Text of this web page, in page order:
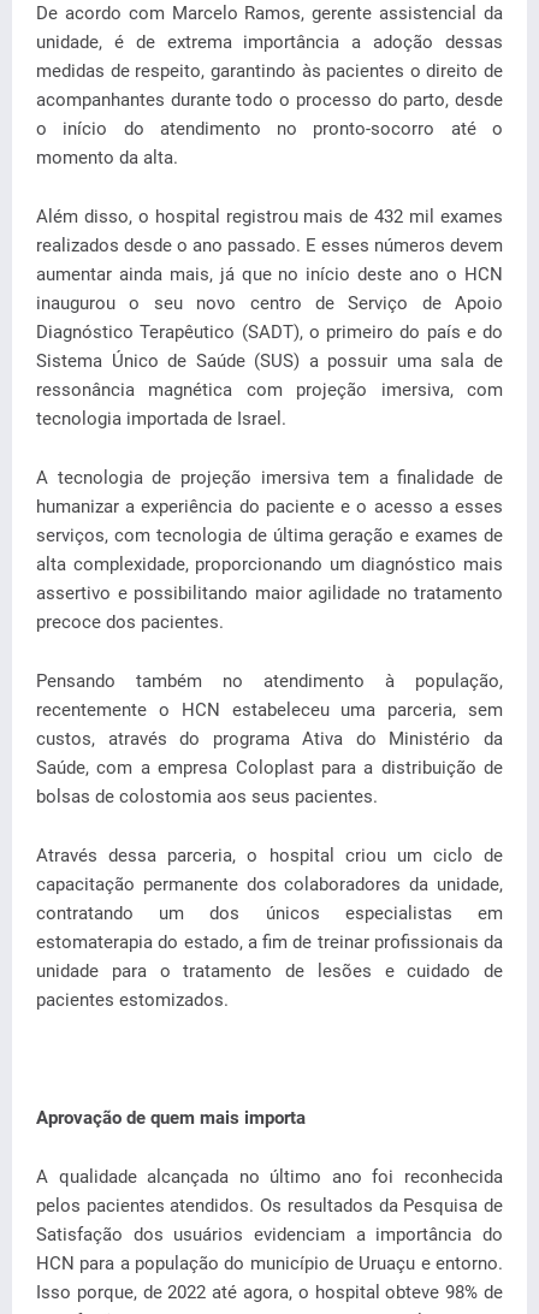
De acordo com Marcelo Ramos, gerente assistencial da
unidade, é de extrema importância a adoção dessas
medidas de respeito, garantindo às pacientes o direito de
acompanhantes durante todo o processo do parto, desde
o início do atendimento no pronto-socorro até o
momento da alta.
Além disso, o hospital registrou mais de 432 mil exames
realizados desde o ano passado. E esses números devem
aumentar ainda mais, já que no início deste ano o HCN
inaugurou o seu novo centro de Serviço de Apoio
Diagnóstico Terapêutico (SADT), o primeiro do país e do
Sistema Único de Saúde (SUS) a possuir uma sala de
ressonância magnética com projeção imersiva, com
tecnologia importada de Israel.
A tecnologia de projeção imersiva tem a finalidade de
humanizar a experiência do paciente e o acesso a esses
serviços, com tecnologia de última geração e exames de
alta complexidade, proporcionando um diagnóstico mais
assertivo e possibilitando maior agilidade no tratamento
precoce dos pacientes.
Pensando também no atendimento à população,
recentemente o HCN estabeleceu uma parceria, sem
custos, através do programa Ativa do Ministério da
Saúde, com a empresa Coloplast para a distribuição de
bolsas de colostomia aos seus pacientes.
Através dessa parceria, o hospital criou um ciclo de
capacitação permanente dos colaboradores da unidade,
contratando um dos únicos especialistas em
estomaterapia do estado, a fim de treinar profissionais da
unidade para o tratamento de lesões e cuidado de
pacientes estomizados.
Aprovação de quem mais importa
A qualidade alcançada no último ano foi reconhecida
pelos pacientes atendidos. Os resultados da Pesquisa de
Satisfação dos usuários evidenciam a importância do
HCN para a população do município de Uruaçu e entorno.
Isso porque, de 2022 até agora, o hospital obteve 98% de